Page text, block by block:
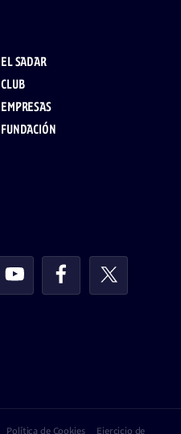
EL SADAR
CLUB
EMPRESAS
FUNDACIÓN
Política de Cookies Ejercicio de